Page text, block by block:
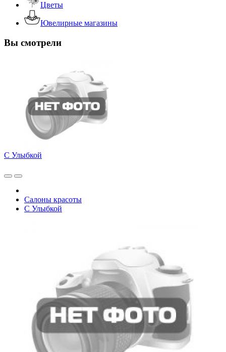
Цветы
Ювелирные магазины
Вы смотрели
С Улыбкой
Салоны красоты
С Улыбкой